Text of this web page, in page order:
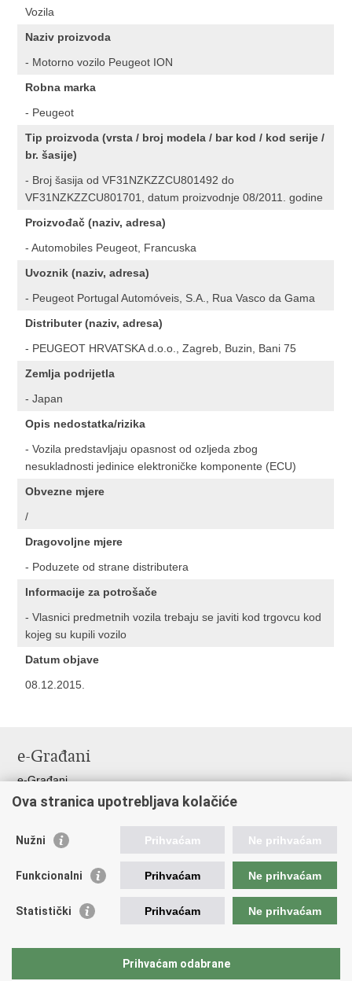
Vozila
Naziv proizvoda
- Motorno vozilo Peugeot ION
Robna marka
- Peugeot
Tip proizvoda (vrsta / broj modela / bar kod / kod serije /
br. šasije)
- Broj šasija od VF31NZKZZCU801492 do
VF31NZKZZCU801701, datum proizvodnje 08/2011. godine
Proizvođač (naziv, adresa)
- Automobiles Peugeot, Francuska
Uvoznik (naziv, adresa)
- Peugeot Portugal Automóveis, S.A., Rua Vasco da Gama
Distributer (naziv, adresa)
- PEUGEOT HRVATSKA d.o.o., Zagreb, Buzin, Bani 75
Zemlja podrijetla
- Japan
Opis nedostatka/rizika
- Vozila predstavljaju opasnost od ozljeda zbog
nesukladnosti jedinice elektroničke komponente (ECU)
Obvezne mjere
/
Dragovoljne mjere
- Poduzete od strane distributera
Informacije za potrošače
- Vlasnici predmetnih vozila trebaju se javiti kod trgovcu kod
kojeg su kupili vozilo
Datum objave
08.12.2015.
e-Građani
e-Građani
Pristup informacijama
Pravo na pristup informacijama
Pristup otvorenim podacima ministarstva
Važne poveznice
Pučka pravobraniteljica
Državna škola za javnu upravu
Ova stranica upotrebljava kolačiće
Nužni Prihvaćam Ne prihvaćam
Funkcionalni Prihvaćam Ne prihvaćam
Statistički Prihvaćam Ne prihvaćam
Prihvaćam odabrane